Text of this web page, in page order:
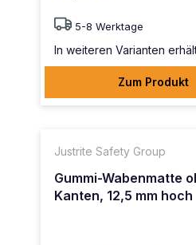
5-8 Werktage
In weiteren Varianten
Zum Produkt
Justrite Safety Group
Gummi-Wabenmatte
Kanten, 12,5 mm hoch